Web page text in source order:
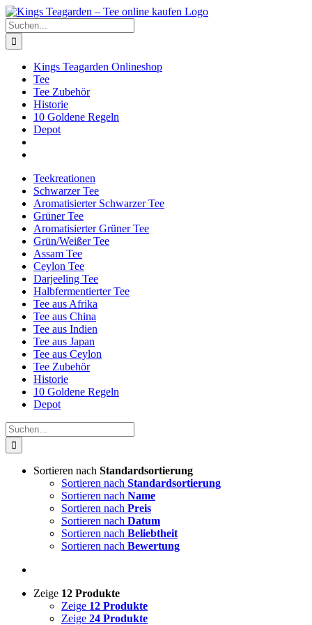
Zum
Inhalt
springen
Facebook
X
Instagram
Pinterest
Suche
nach:
Kings Teagarden Onlineshop
Tee
Tee Zubehör
Historie
10 Goldene Regeln
Depot
Teekreationen
Schwarzer Tee
Aromatisierter Schwarzer Tee
Grüner Tee
Aromatisierter Grüner Tee
Grün/Weißer Tee
Assam Tee
Ceylon Tee
Darjeeling Tee
Halbfermentierter Tee
Tee aus Afrika
Tee aus China
Tee aus Indien
Tee aus Japan
Tee aus Ceylon
Tee Zubehör
Historie
10 Goldene Regeln
Depot
Suche
nach:
Sortieren nach Standardsortierung
Sortieren nach Standardsortierung
Sortieren nach Name
Sortieren nach Preis
Sortieren nach Datum
Sortieren nach Beliebtheit
Sortieren nach Bewertung
Zeige 12 Produkte
Zeige 12 Produkte
Zeige 24 Produkte